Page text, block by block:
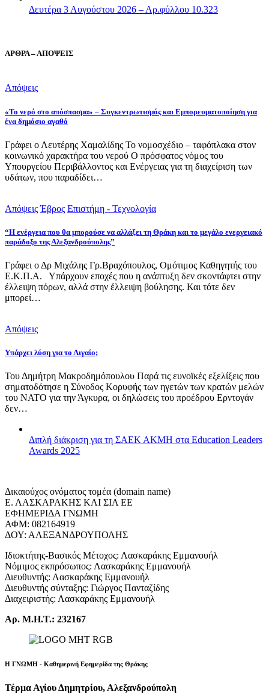
Δευτέρα 3 Αυγούστου 2026 – Αρ.φύλλου 10.323
ΑΡΘΡΑ – ΑΠΟΨΕΙΣ
Απόψεις
«Το νερό στο απόσπασμα» – Συγκεντρωτισμός και Εμπορευματοποίηση για
ένα δημόσιο αγαθό
Γράφει ο Λευτέρης Χαμαλίδης Το νομοσχέδιο – ταφόπλακα στον
κοινωνικό χαρακτήρα του νερού Ο πρόσφατος νόμος του
Υπουργείου Περιβάλλοντος και Ενέργειας για τη διαχείριση των
υδάτων, που παραδίδει…
Απόψεις Έβρος Επιστήμη - Τεχνολογία
“Η ενέργεια που θα μπορούσε να αλλάξει τη Θράκη και το μεγάλο ενεργειακό
παράδοξο της Αλεξανδρούπολης”
Γράφει ο Δρ Μιχάλης Γρ.Βραχόπουλος, Ομότιμος Καθηγητής του
Ε.Κ.Π.Α. Υπάρχουν εποχές που η ανάπτυξη δεν σκοντάφτει στην
έλλειψη πόρων, αλλά στην έλλειψη βούλησης. Και τότε δεν
μπορεί…
Απόψεις
Υπάρχει λύση για το Αιγαίο;
Του Δημήτρη Μακροδημόπουλου Παρά τις ευνοϊκές εξελίξεις που
σηματοδότησε η Σύνοδος Κορυφής των ηγετών των κρατών μελών
του ΝΑΤΟ για την Άγκυρα, οι δηλώσεις του προέδρου Ερντογάν
δεν…
Διπλή διάκριση για τη ΣΑΕΚ ΑΚΜΗ στα Education Leaders
Awards 2025
Δικαιούχος ονόματος τομέα (domain name)
Ε. ΛΑΣΚΑΡΑΚΗΣ ΚΑΙ ΣΙΑ ΕΕ
ΕΦΗΜΕΡΙΔΑ ΓΝΩΜΗ
ΑΦΜ: 082164919
ΔΟΥ: ΑΛΕΞΑΝΔΡΟΥΠΟΛΗΣ
Ιδιοκτήτης-Βασικός Μέτοχος: Λασκαράκης Εμμανουήλ
Νόμιμος εκπρόσωπος: Λασκαράκης Εμμανουήλ
Διευθυντής: Λασκαράκης Εμμανουήλ
Διευθυντής σύνταξης: Γιώργος Πανταζίδης
Διαχειριστής: Λασκαράκης Εμμανουήλ
Αρ. Μ.Η.Τ.: 232167
Η ΓΝΩΜΗ - Καθημερινή Εφημερίδα της Θράκης
Τέρμα Αγίου Δημητρίου, Αλεξανδρούπολη